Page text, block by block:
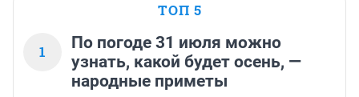
ТОП 5
1
По погоде 31 июля можно
узнать, какой будет осень, —
народные приметы